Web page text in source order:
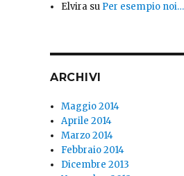
Elvira su Per esempio
ARCHIVI
Maggio 2014
Aprile 2014
Marzo 2014
Febbraio 2014
Dicembre 2013